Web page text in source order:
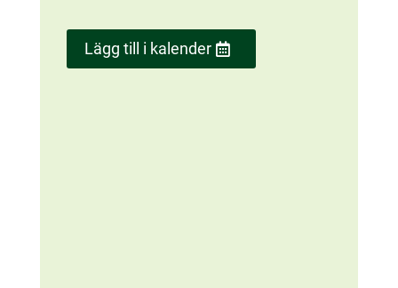
Lägg till i kalender